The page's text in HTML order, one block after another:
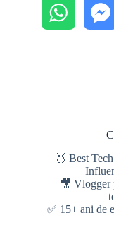
🥇 Best
🎥 Vlogger
✅ 15+ ani de